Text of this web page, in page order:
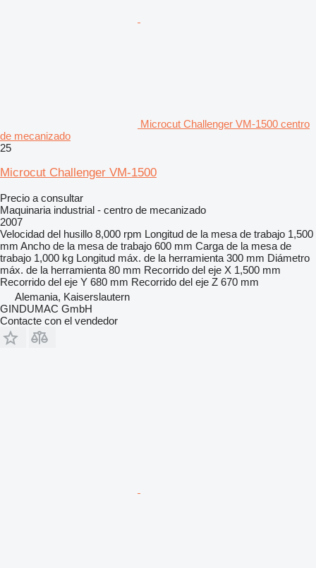
Microcut Challenger VM-1500 centro
de mecanizado
25
Microcut Challenger VM-1500
Precio a consultar
Maquinaria industrial - centro de mecanizado
2007
Velocidad del husillo 8,000 rpm Longitud de la mesa de trabajo 1,500
mm Ancho de la mesa de trabajo 600 mm Carga de la mesa de
trabajo 1,000 kg Longitud máx. de la herramienta 300 mm Diámetro
máx. de la herramienta 80 mm Recorrido del eje X 1,500 mm
Recorrido del eje Y 680 mm Recorrido del eje Z 670 mm
Alemania, Kaiserslautern
GINDUMAC GmbH
Contacte con el vendedor